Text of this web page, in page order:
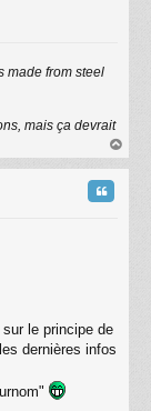
made from steel
mais ça devrait
au
Citation
le principe de
dernières infos